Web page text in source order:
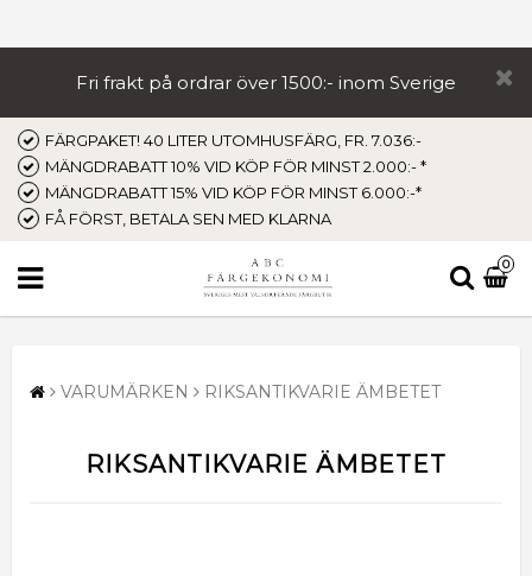
Fri frakt på ordrar över 1500:- inom Sverige
FÄRGPAKET! 40 LITER UTOMHUSFÄRG, FR. 7.036:-
MÄNGDRABATT 10% VID KÖP FÖR MINST 2.000:- *
MÄNGDRABATT 15% VID KÖP FÖR MINST 6.000:-*
FÅ FÖRST, BETALA SEN MED KLARNA
0
VARUMÄRKEN RIKSANTIKVARIE ÄMBETET
RIKSANTIKVARIE ÄMBETET